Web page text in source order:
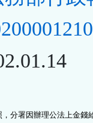
分署因辦理公法上金錢